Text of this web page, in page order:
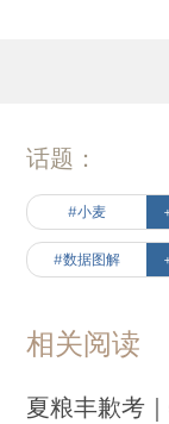
话题：
#小麦
#数据图解
相关阅读
夏粮丰歉考